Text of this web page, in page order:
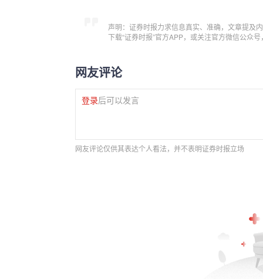
声明：证券时报力求信息真实、准确，文章提及
下载“证券时报”官方APP，或关注官方微信公众
网友评论
登录后可以发言
网友评论仅供其表达个人看法，并不表明证券时报立场